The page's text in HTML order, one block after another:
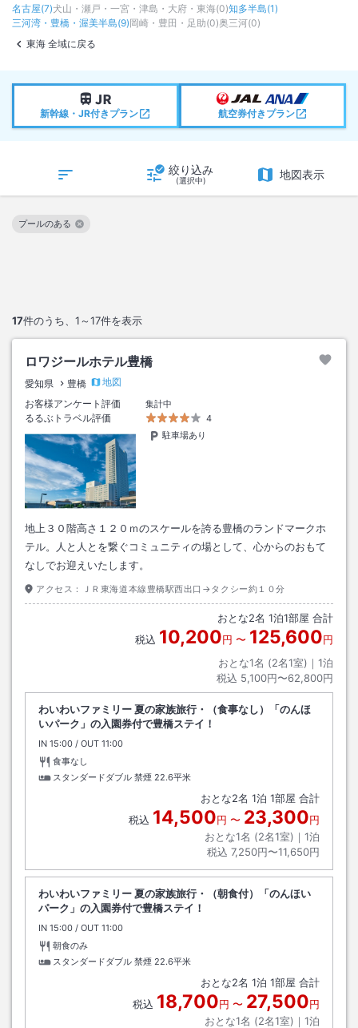
名古屋(7)犬山・瀬戸・一宮・津島・大府・東海(0)知多半島(1)
三河湾・豊橋・渥美半島(9)岡崎・豊田・足助(0)奥三河(0)
東海 全域に戻る
新幹線・JR付きプラン 航空券付きプラン
絞り込み
(選択中) 地図表示
17件のうち、 1～17件を表示
プールのある
この絞り込み条件を解除
ロワジールホテル豊橋
愛知県 豊橋
地図
お客様アンケート評価
集計中
るるぶトラベル評価
4
駐車場あり
地上３０階高さ１２０ｍのスケールを誇る豊橋のランドマークホ
テル。人と人とを繋ぐコミュニティの場として、心からのおもて
なしでお迎えいたします。
アクセス： ＪＲ東海道本線豊橋駅西出口→タクシー約１０分
おとな2名 1泊1部屋 合計
税込 10,200円 〜 125,600円
おとな1名 (2名1室)｜ 1泊
税込 5,100円〜62,800円
わいわいファミリー 夏の家族旅行・（食事なし）「のんほ
いパーク」の入園券付で豊橋ステイ！
IN チェックイン
15:00 / OUT チェックアウト
11:00
食事なし
スタンダードダブル 禁煙 22.6平米
おとな2名 1泊 1部屋 合計
税込 14,500円 〜 23,300円
おとな1名 (2名1室)｜ 1泊
税込 7,250円〜11,650円
わいわいファミリー 夏の家族旅行・（朝食付）「のんほい
パーク」の入園券付で豊橋ステイ！
IN チェックイン
15:00 / OUT チェックアウト
11:00
朝食のみ
スタンダードダブル 禁煙 22.6平米
おとな2名 1泊 1部屋 合計
税込 18,700円 〜 27,500円
おとな1名 (2名1室)｜ 1泊